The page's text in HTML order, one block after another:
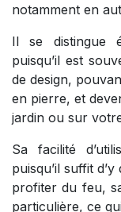
notamment en
Il se distingue
puisqu’il est
de design,
en pierre, et
jardin ou sur
Sa facilité
puisqu’il suffit
profiter du feu,
particulière, ce